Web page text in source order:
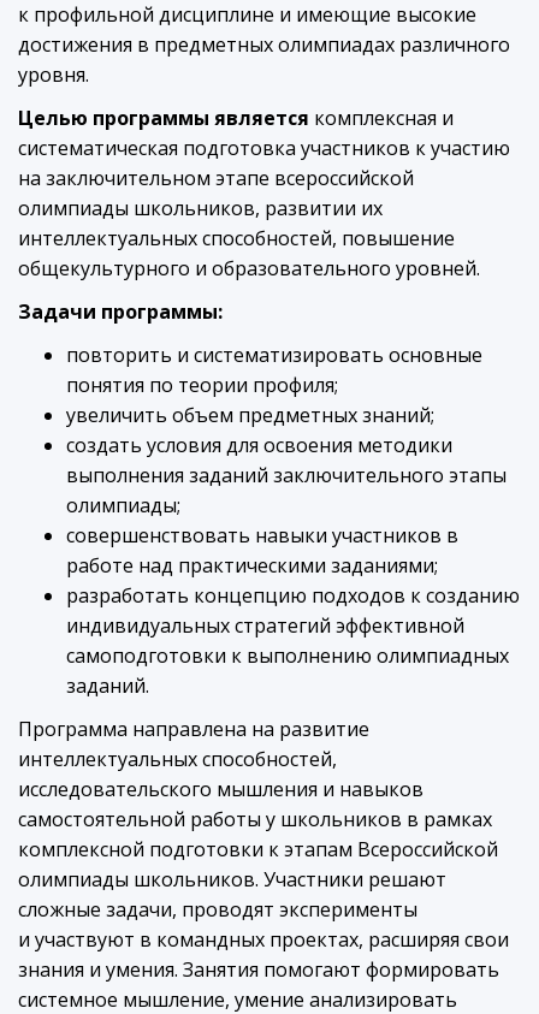
к профильной дисциплине и имеющие высокие
достижения в предметных олимпиадах различного
уровня.
Целью программы является комплексная и
систематическая подготовка участников к участию
на заключительном этапе всероссийской
олимпиады школьников, развитии их
интеллектуальных способностей, повышение
общекультурного и образовательного уровней.
Задачи программы:
повторить и систематизировать основные
понятия по теории профиля;
увеличить объем предметных знаний;
создать условия для освоения методики
выполнения заданий заключительного этапы
олимпиады;
совершенствовать навыки участников в
работе над практическими заданиями;
разработать концепцию подходов к созданию
индивидуальных стратегий эффективной
самоподготовки к выполнению олимпиадных
заданий.
Программа направлена на развитие
интеллектуальных способностей,
исследовательского мышления и навыков
самостоятельной работы у школьников в рамках
комплексной подготовки к этапам Всероссийской
олимпиады школьников. Участники решают
сложные задачи, проводят эксперименты
и участвуют в командных проектах, расширяя свои
знания и умения. Занятия помогают формировать
системное мышление, умение анализировать